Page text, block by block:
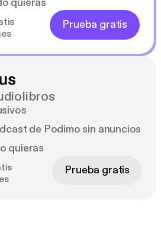
Prueba gratis
de Podimo sin anuncios
quieras
Prueba gratis